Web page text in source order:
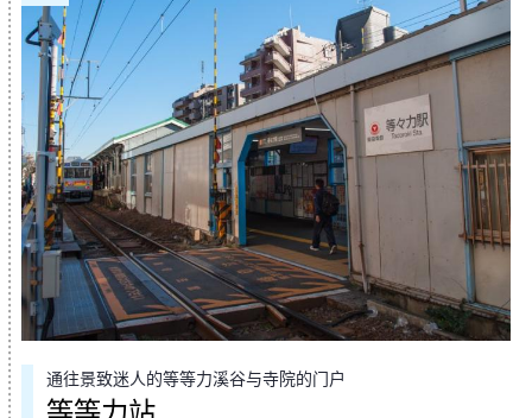
通往景致迷人的等等力溪谷与寺院的门户